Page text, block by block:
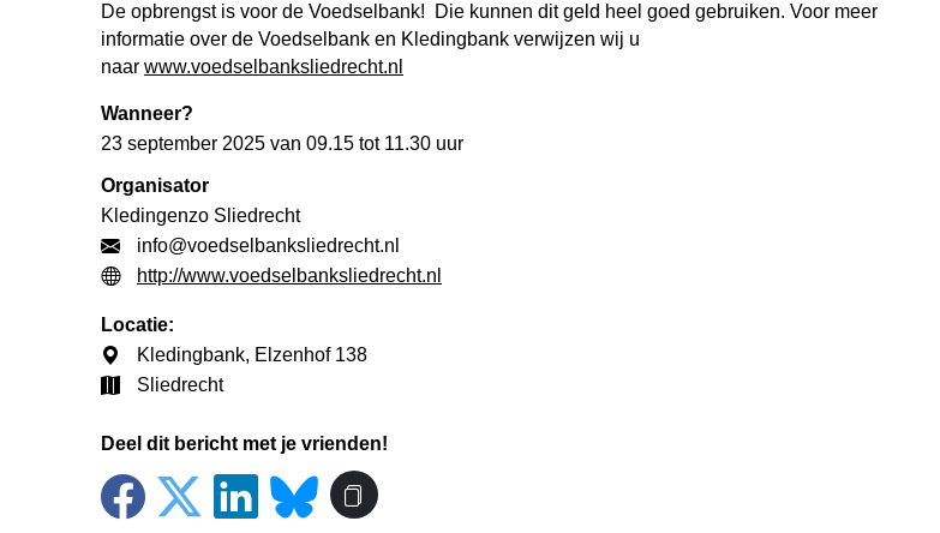
De opbrengst is voor de Voedselbank! Die kunnen dit geld heel goed gebruiken. Voor meer
informatie over de Voedselbank en Kledingbank verwijzen wij u
naar www.voedselbanksliedrecht.nl
Wanneer?
23 september 2025 van 09.15 tot 11.30 uur
Organisator
Kledingenzo Sliedrecht
info@voedselbanksliedrecht.nl
http://www.voedselbanksliedrecht.nl
Locatie:
Kledingbank, Elzenhof 138
Sliedrecht
Deel dit bericht met je vrienden!